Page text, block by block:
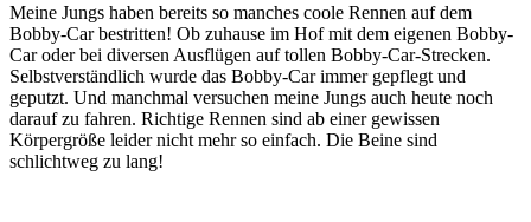
Meine Jungs haben bereits so manches coole Rennen auf dem
Bobby-Car bestritten! Ob zuhause im Hof mit dem eigenen Bobby-
Car oder bei diversen Ausflügen auf tollen Bobby-Car-Strecken.
Selbstverständlich wurde das Bobby-Car immer gepflegt und
geputzt. Und manchmal versuchen meine Jungs auch heute noch
darauf zu fahren. Richtige Rennen sind ab einer gewissen
Körpergröße leider nicht mehr so einfach. Die Beine sind
schlichtweg zu lang!